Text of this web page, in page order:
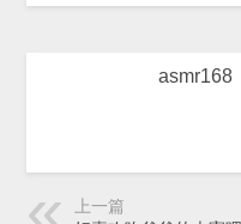
asmr168
上一篇